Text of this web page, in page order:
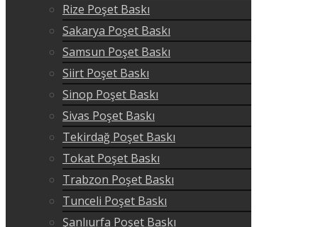
Rize Poşet Baskı
Sakarya Poşet Baskı
Samsun Poşet Baskı
Siirt Poşet Baskı
Sinop Poşet Baskı
Sivas Poşet Baskı
Tekirdağ Poşet Baskı
Tokat Poşet Baskı
Trabzon Poşet Baskı
Tunceli Poşet Baskı
Şanlıurfa Poşet Baskı